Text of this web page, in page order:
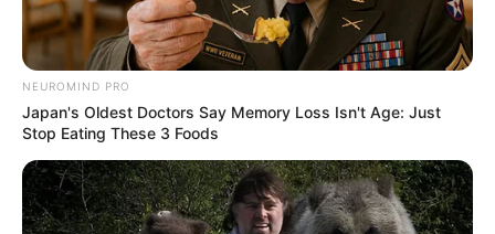
загальнонаціональний інтерес
У селі на Закарпатті жінки взялися засипати
джерело, з якого люди набирали питну воду: що
сталося? (фото, відео)
До $20 тисяч за «списання»: на Закарпатті
розслідують схему з військовозобов’язаними —
підозри отримали екскерівники Мукачівського
NEUROMIND PRO
Japan's Oldest Doctors Say Memory Loss Isn't Age: Just
Stop Eating These 3 Foods